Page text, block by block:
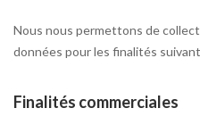
Nous nous permettons de
données pour les finalités
Finalités commerciales